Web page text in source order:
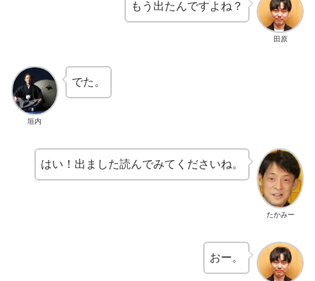
田原
もう出たんですよね？
垣内
でた。
たかみー
はい！出ました読んでみてくださいね。
おー。